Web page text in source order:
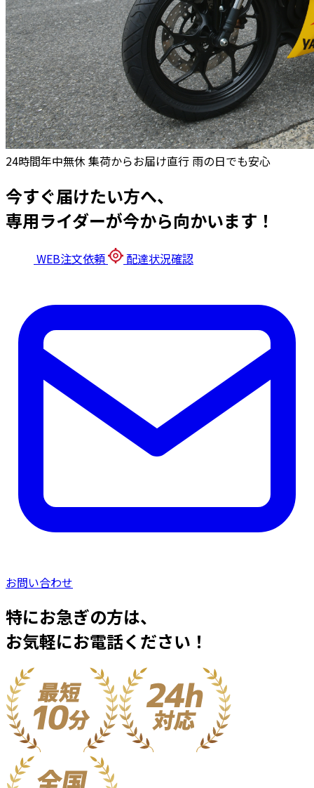
24時間年中無休 集荷からお届け直行 雨の日でも安心
今すぐ届けたい方へ、
専用ライダーが今から向かいます！
WEB注文依頼 配達状況確認
お問い合わせ
特にお急ぎの方は、
お気軽にお電話ください！